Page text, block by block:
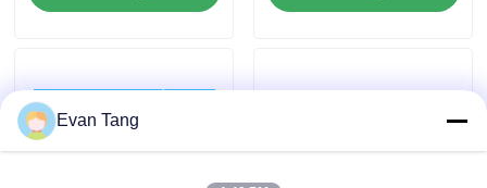
Internationale expeditiediensten
Evan Tang